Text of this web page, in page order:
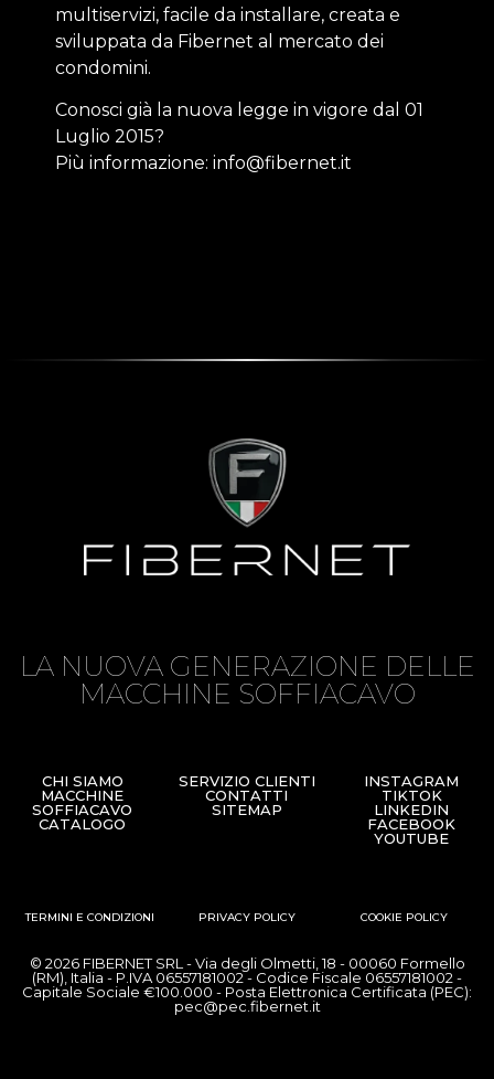
multiservizi, facile da installare, creata e
sviluppata da Fibernet al mercato dei
condomini.
Conosci già la nuova legge in vigore dal 01
Luglio 2015?
Più informazione: info@fibernet.it
LA NUOVA GENERAZIONE DELLE
MACCHINE SOFFIACAVO
CHI SIAMO
MACCHINE
SOFFIACAVO
CATALOGO
SERVIZIO CLIENTI
CONTATTI
SITEMAP
INSTAGRAM
TIKTOK
LINKEDIN
FACEBOOK
YOUTUBE
© 2026 FIBERNET SRL - Via degli Olmetti, 18 - 00060 Formello
(RM), Italia - P.IVA 06557181002 - Codice Fiscale 06557181002 -
Capitale Sociale €100.000 - Posta Elettronica Certificata (PEC):
pec@pec.fibernet.it
TERMINI E CONDIZIONI PRIVACY POLICY COOKIE POLICY